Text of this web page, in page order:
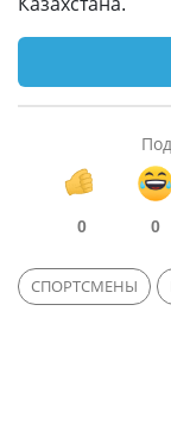
0 0
СПОРТСМЕНЫ